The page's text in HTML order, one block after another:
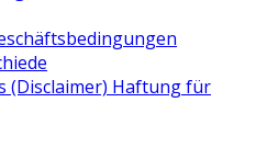
(Disclaimer) Haftung für